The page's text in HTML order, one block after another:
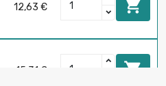
12,63 € 
15,31 € 